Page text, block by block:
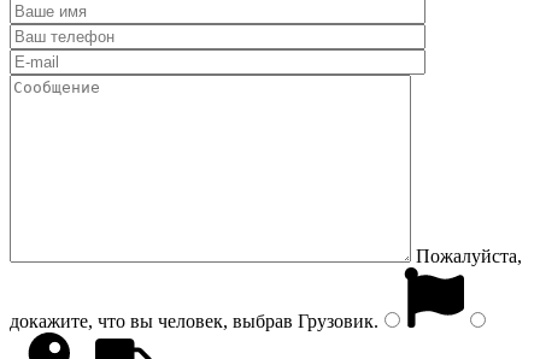
Пожалуйста,
докажите, что вы человек, выбрав Грузовик.